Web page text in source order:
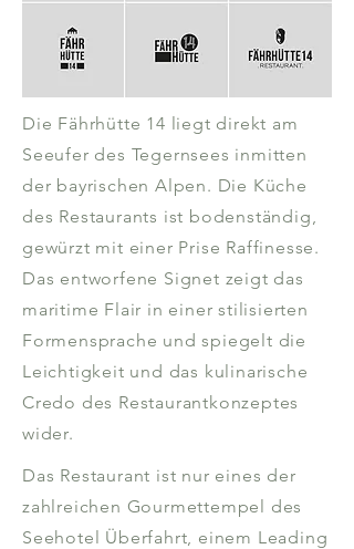
Die Fährhütte 14 liegt direkt am
Seeufer des Tegernsees inmitten
der bayrischen Alpen. Die Küche
des Restaurants ist bodenständig,
gewürzt mit einer Prise Raffinesse.
Das entworfene Signet zeigt das
maritime Flair in einer stilisierten
Formensprache und spiegelt die
Leichtigkeit und das kulinarische
Credo des Restaurantkonzeptes
wider.
Das Restaurant ist nur eines der
zahlreichen Gourmettempel des
Seehotel Überfahrt, einem Leading